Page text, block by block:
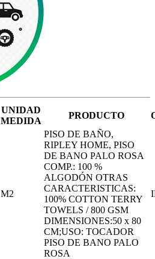
UNIDAD
MEDIDA
PRODUCTO
M2
PISO DE BAÑO,
RIPLEY HOME, PISO
DE BANO PALO ROSA
COMP.: 100 %
ALGODÓN OTRAS
CARACTERISTICAS:
100% COTTON TERRY
TOWELS / 800 GSM
DIMENSIONES:50 x 80
CM;USO: TOCADOR
PISO DE BANO PALO
ROSA